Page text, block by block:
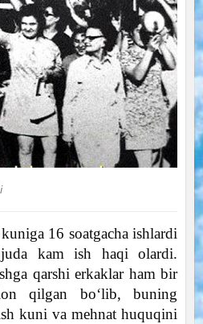
16 soatgacha ishlardi
kam ish haqi olardi.
qarshi erkaklar ham bir
qilgan bo‘lib, buning
kuni va mehnat huquqini